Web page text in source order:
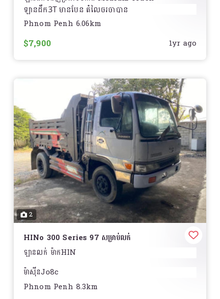
ឡានដឹក3T មានបែន តំលៃចរចាបាន
ទីតាំង ដីលេខ ៩១២ Warehouse No: A3 និង A4,
ផ្លូវលំ ក្រុមទី៤ ភូមិទ្រា សង្កាត់ស្ទឹងមានជ័យ១ ខណ្ឌមានជ័យ
ភ្នំពេញ
and A4, Ploy Lom Street, 4 Group, Trea
Village, Sangkat Steung MeanChey, Khan
MeanChey, Phnom Penh Stueng Mean chey 1,
Mean Chey, Phnom Penh
Phnom Penh 6.06km
$7,900 1yr ago
2
HINo 300 Series 97 សម្រាប់លក់
ឡានលក់ ម៉ាកHIN
ម៉ាសុីនJo8c
សារ៉ាងថៃ
Phnom Penh 8.3km